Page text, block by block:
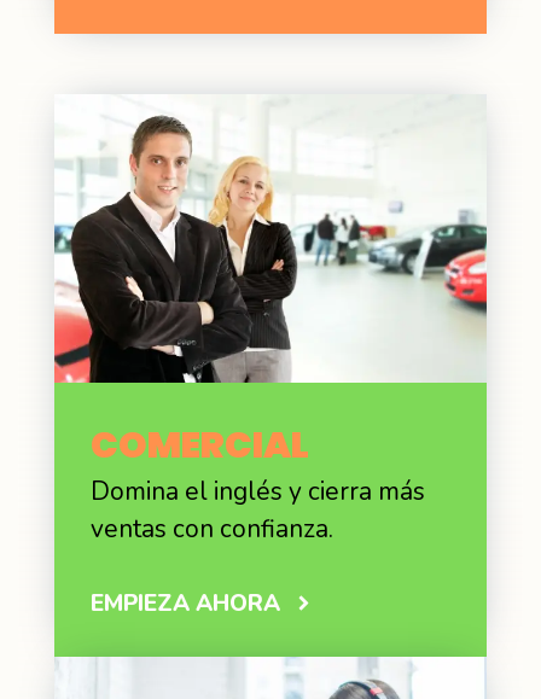
COMERCIAL
Domina el inglés y cierra más
ventas con confianza.
EMPIEZA AHORA